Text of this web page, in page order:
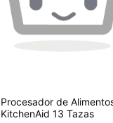
Procesador de
KitchenAid 13 Tazas